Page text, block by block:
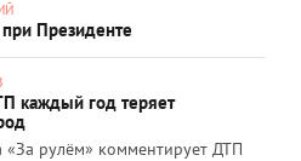
Президенте
каждый год теряет
«За рулём» комментирует ДТП